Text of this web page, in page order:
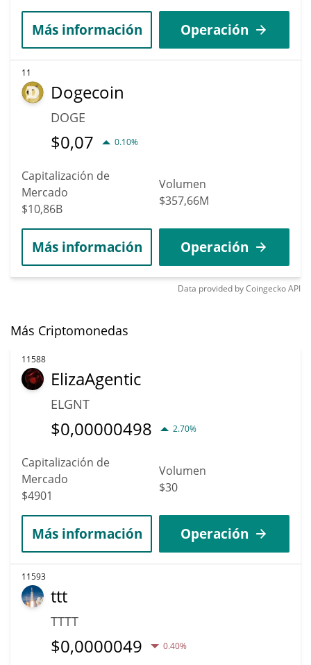
Más información Operación
11
Dogecoin
DOGE
$0,07 0.10%
Capitalización de
Mercado
$10,86B
Volumen
$357,66M
Más información Operación
Data provided byCoingeckoAPI
Más Criptomonedas
11588
ElizaAgentic
ELGNT
$0,00000498 2.70%
Capitalización de
Mercado
$4901
Volumen
$30
Más información Operación
11593
ttt
TTTT
$0,0000049 0.40%